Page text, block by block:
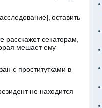
оставить
расскажет сенаторам,
мешает ему
с проститутками в
не находится